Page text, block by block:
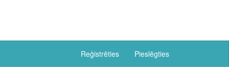
Reģistrēties Pieslēgties